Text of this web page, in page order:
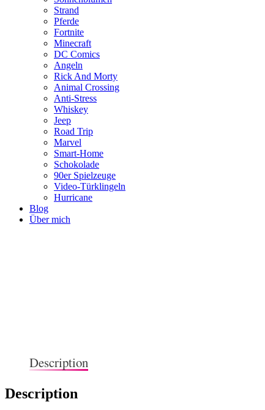
Strand
Pferde
Fortnite
Minecraft
DC Comics
Angeln
Rick And Morty
Animal Crossing
Anti-Stress
Whiskey
Jeep
Road Trip
Marvel
Smart-Home
Schokolade
90er Spielzeuge
Video-Türklingeln
Hurricane
Blog
Über mich
Description
Description